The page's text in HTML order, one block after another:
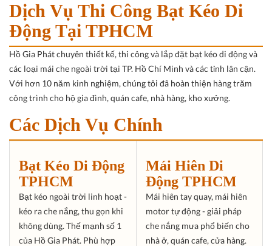
Dịch Vụ Thi Công Bạt Kéo Di
Động Tại TPHCM
Hồ Gia Phát chuyên thiết kế, thi công và lắp đặt bạt kéo di động và
các loại mái che ngoài trời tại TP. Hồ Chí Minh và các tỉnh lân cận.
Với hơn 10 năm kinh nghiệm, chúng tôi đã hoàn thiện hàng trăm
công trình cho hộ gia đình, quán cafe, nhà hàng, kho xưởng.
Các Dịch Vụ Chính
Bạt Kéo Di Động
TPHCM
Bạt kéo ngoài trời linh hoạt -
kéo ra che nắng, thu gọn khi
không dùng. Thế mạnh số 1
của Hồ Gia Phát. Phù hợp
Mái Hiên Di
Động TPHCM
Mái hiên tay quay, mái hiên
motor tự động - giải pháp
che nắng mưa phổ biến cho
nhà ở, quán cafe, cửa hàng.